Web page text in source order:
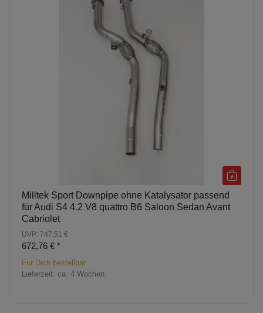
Milltek Sport Downpipe ohne Katalysator passend
für Audi S4 4.2 V8 quattro B6 Saloon Sedan Avant
Cabriolet
UVP: 747,51 €
672,76 € *
Für Dich bestellbar
Lieferzeit: ca. 4 Wochen